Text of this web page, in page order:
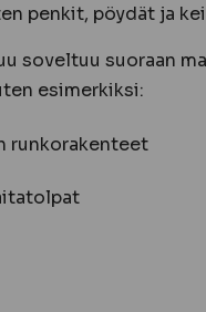
penkit, pöydät ja
soveltuu suoraan
esimerkiksi:
runkorakenteet